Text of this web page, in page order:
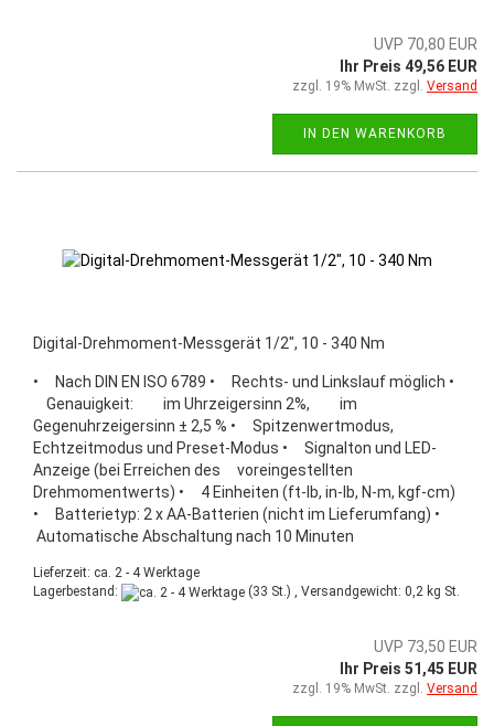
UVP 70,80 EUR
Ihr Preis 49,56 EUR
zzgl. 19% MwSt. zzgl. Versand
IN DEN WARENKORB
Digital-Drehmoment-Messgerät 1/2", 10 - 340 Nm
• Nach DIN EN ISO 6789 • Rechts- und Linkslauf möglich •
Genauigkeit: im Uhrzeigersinn 2%, im
Gegenuhrzeigersinn ± 2,5 % • Spitzenwertmodus,
Echtzeitmodus und Preset-Modus • Signalton und LED-
Anzeige (bei Erreichen des voreingestellten
Drehmomentwerts) • 4 Einheiten (ft-lb, in-lb, N-m, kgf-cm)
• Batterietyp: 2 x AA-Batterien (nicht im Lieferumfang) •
Automatische Abschaltung nach 10 Minuten
Lieferzeit: ca. 2 - 4 Werktage
Lagerbestand:
(33 St.) , Versandgewicht: 0,2 kg St.
UVP 73,50 EUR
Ihr Preis 51,45 EUR
zzgl. 19% MwSt. zzgl. Versand